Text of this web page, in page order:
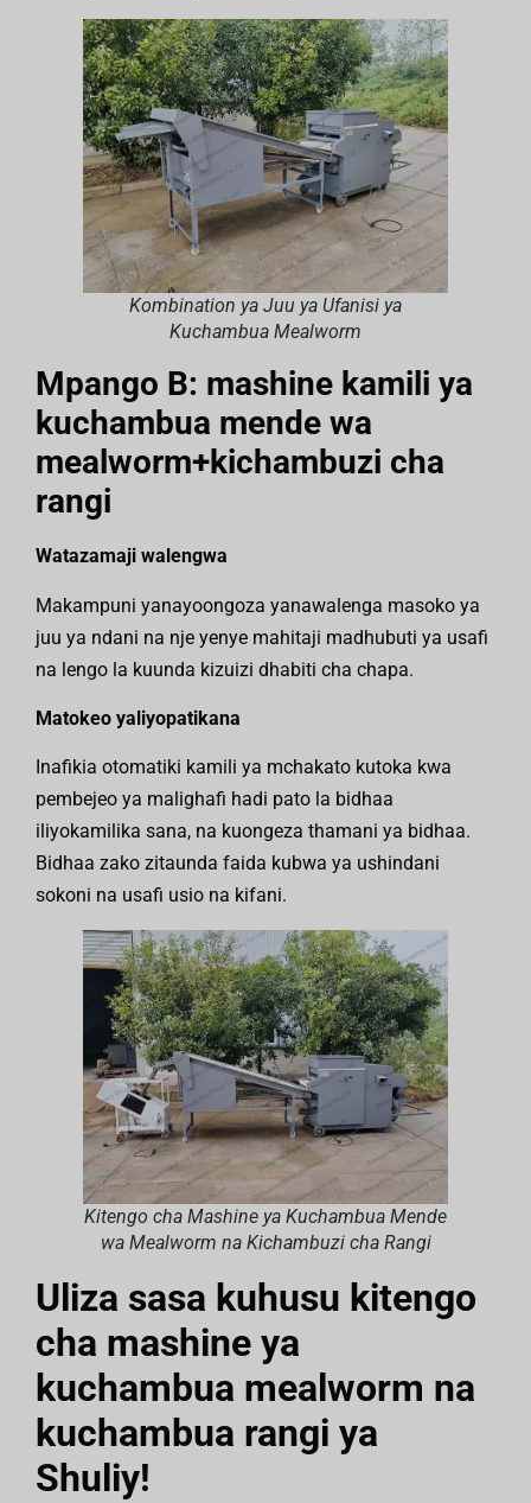
Kombination ya Juu ya Ufanisi ya
Kuchambua Mealworm
Mpango B: mashine kamili ya
kuchambua mende wa
mealworm+kichambuzi cha
rangi
Watazamaji walengwa
Makampuni yanayoongoza yanawalenga masoko ya
juu ya ndani na nje yenye mahitaji madhubuti ya usafi
na lengo la kuunda kizuizi dhabiti cha chapa.
Matokeo yaliyopatikana
Inafikia otomatiki kamili ya mchakato kutoka kwa
pembejeo ya malighafi hadi pato la bidhaa
iliyokamilika sana, na kuongeza thamani ya bidhaa.
Bidhaa zako zitaunda faida kubwa ya ushindani
sokoni na usafi usio na kifani.
Kitengo cha Mashine ya Kuchambua Mende
wa Mealworm na Kichambuzi cha Rangi
Uliza sasa kuhusu kitengo
cha mashine ya
kuchambua mealworm na
kuchambua rangi ya
Shuliy!